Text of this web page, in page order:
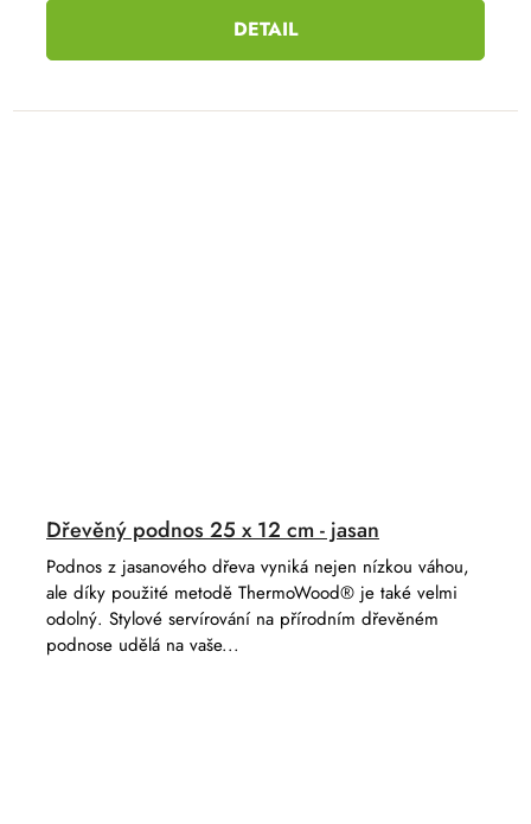
DETAIL
Dřevěný podnos 25 x 12 cm - jasan
Podnos z jasanového dřeva vyniká nejen nízkou váhou,
ale díky použité metodě ThermoWood® je také velmi
odolný. Stylové servírování na přírodním dřevěném
podnose udělá na vaše...